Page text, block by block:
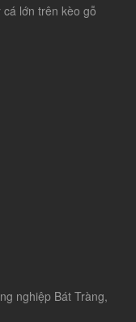
lớn trên kèo gỗ
nghiệp Bát Tràng,